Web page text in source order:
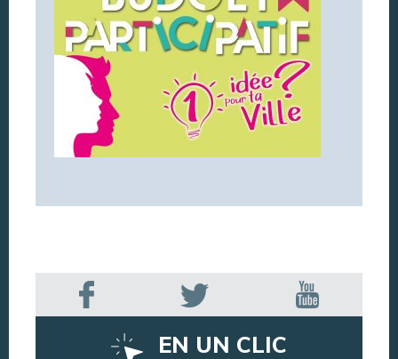
EN UN CLIC